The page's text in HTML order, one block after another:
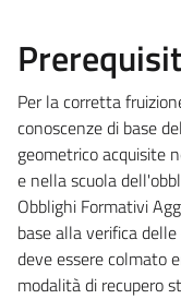
Per la corretta
conoscenze di base
geometrico acquisite
e nella scuola
Obblighi Formativi
base alla verifica
deve essere colmato
modalità di recupero